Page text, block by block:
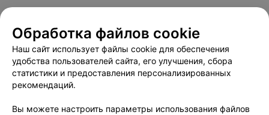
течение 48 часов
до 30 января 2027
Скидка до 11% на утренние абонементы в будние
дни
до 30 января 2027
Обработка файлов cookie
Наш сайт использует файлы cookie для обеспечения
удобства пользователей сайта, его улучшения, сбора
статистики и предоставления персонализированных
рекомендаций.
Вы можете настроить параметры использования файлов